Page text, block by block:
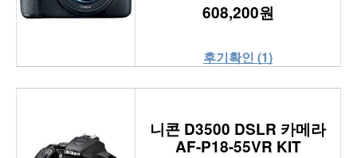
608,200원
후기확인 (1)
니콘 D3500 DSLR 카메라
AF-P18-55VR KIT